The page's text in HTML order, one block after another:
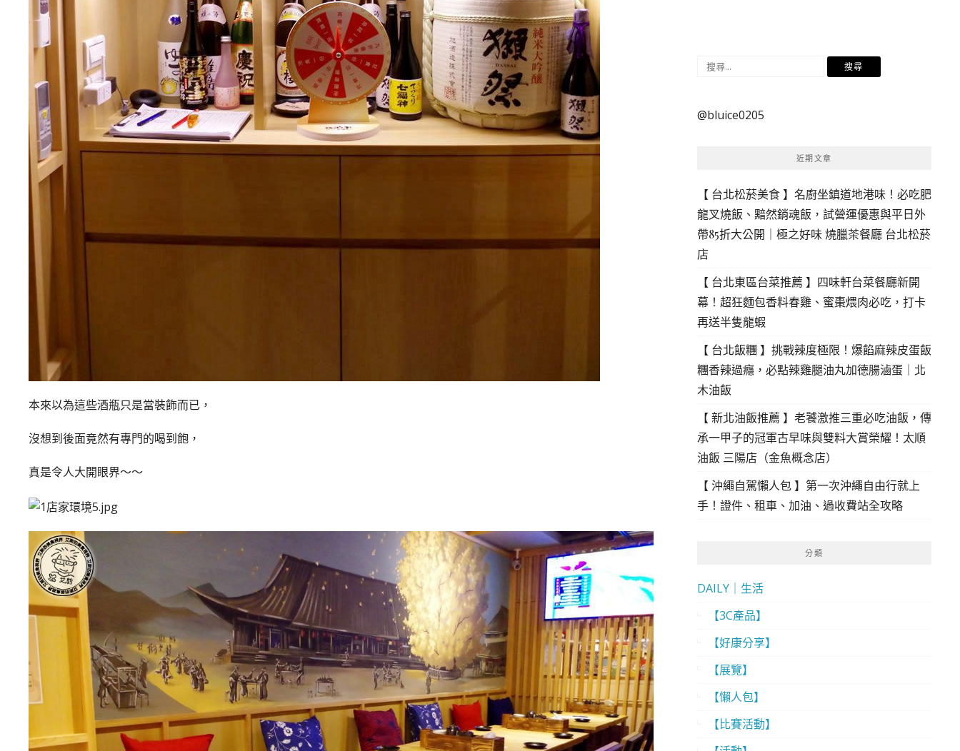
本來以為這些酒瓶只是當裝飾而已，
沒想到後面竟然有專門的喝到飽，
真是令人大開眼界～～
搜
鍵
@bluice0205
近期文章
【 台北松菸美食 】名廚坐鎮道地港味！必吃肥
龍叉燒飯、黯然銷魂飯，試營運優惠與平日外
帶85折大公開｜極之好味 燒臘茶餐廳 台北松菸
店
【 台北東區台菜推薦 】四味軒台菜餐廳新開
幕！超狂麵包香料春雞、蜜棗煨肉必吃，打卡
再送半隻龍蝦
【 台北飯糰 】挑戰辣度極限！爆餡麻辣皮蛋飯
糰香辣過癮，必點辣雞腿油丸加德腸滷蛋｜北
木油飯
【 新北油飯推薦 】老饕激推三重必吃油飯，傳
承一甲子的冠軍古早味與雙料大賞榮耀！太順
油飯 三陽店（金魚概念店）
【 沖繩自駕懶人包 】第一次沖繩自由行就上
手！證件、租車、加油、過收費站全攻略
分類
DAILY｜生活
【3C產品】
【好康分享】
【展覽】
【懶人包】
【比賽活動】